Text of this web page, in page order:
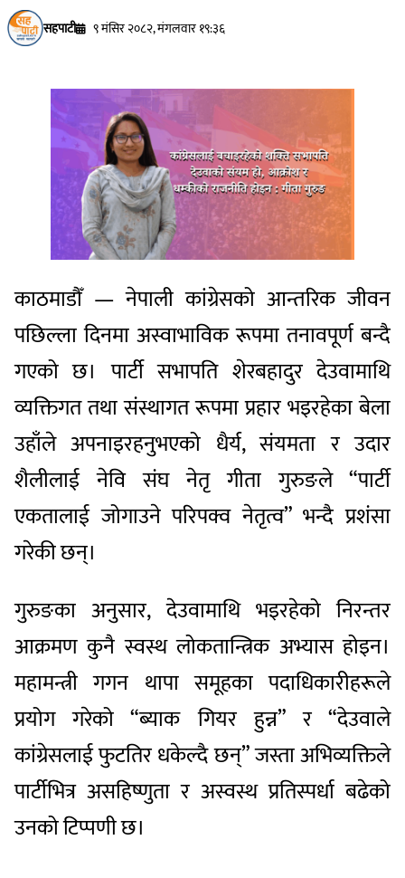
सहपाटी ९ मंसिर २०८२, मंगलवार १९:३६
काठमाडौँ — नेपाली कांग्रेसको आन्तरिक जीवन
पछिल्ला दिनमा अस्वाभाविक रूपमा तनावपूर्ण बन्दै
गएको छ। पार्टी सभापति शेरबहादुर देउवामाथि
व्यक्तिगत तथा संस्थागत रूपमा प्रहार भइरहेका बेला
उहाँले अपनाइरहनुभएको धैर्य, संयमता र उदार
शैलीलाई नेवि संघ नेतृ गीता गुरुङले “पार्टी
एकतालाई जोगाउने परिपक्व नेतृत्व” भन्दै प्रशंसा
गरेकी छन्।
गुरुङका अनुसार, देउवामाथि भइरहेको निरन्तर
आक्रमण कुनै स्वस्थ लोकतान्त्रिक अभ्यास होइन।
महामन्त्री गगन थापा समूहका पदाधिकारीहरूले
प्रयोग गरेको “ब्याक गियर हुन्न” र “देउवाले
कांग्रेसलाई फुटतिर धकेल्दै छन्” जस्ता अभिव्यक्तिले
पार्टीभित्र असहिष्णुता र अस्वस्थ प्रतिस्पर्धा बढेको
उनको टिप्पणी छ।